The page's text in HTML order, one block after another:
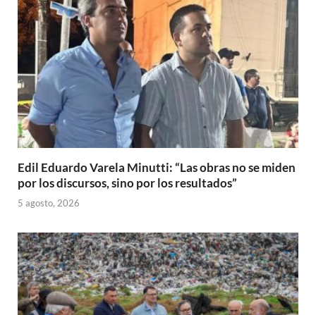
Edil Eduardo Varela Minutti: “Las obras no se miden
por los discursos, sino por los resultados”
5 agosto, 2026